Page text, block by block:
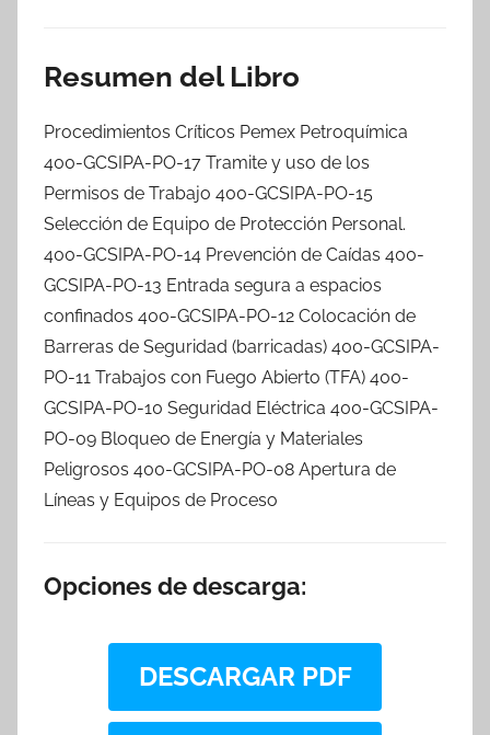
Resumen del Libro
Procedimientos Críticos Pemex Petroquímica
400-GCSIPA-PO-17 Tramite y uso de los
Permisos de Trabajo 400-GCSIPA-PO-15
Selección de Equipo de Protección Personal.
400-GCSIPA-PO-14 Prevención de Caídas 400-
GCSIPA-PO-13 Entrada segura a espacios
confinados 400-GCSIPA-PO-12 Colocación de
Barreras de Seguridad (barricadas) 400-GCSIPA-
PO-11 Trabajos con Fuego Abierto (TFA) 400-
GCSIPA-PO-10 Seguridad Eléctrica 400-GCSIPA-
PO-09 Bloqueo de Energía y Materiales
Peligrosos 400-GCSIPA-PO-08 Apertura de
Líneas y Equipos de Proceso
Opciones de descarga:
DESCARGAR PDF